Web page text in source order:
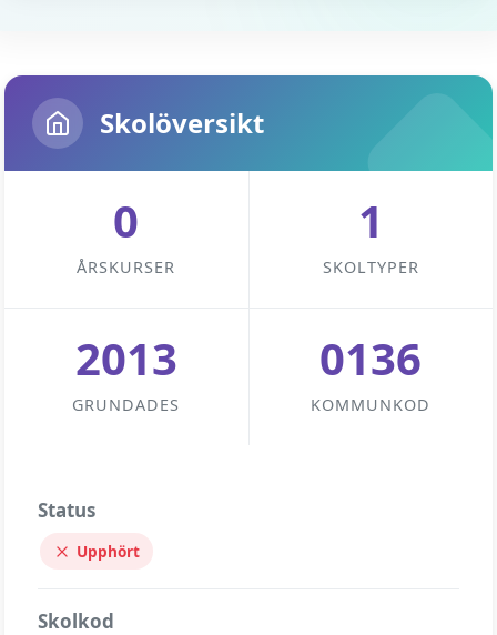
Skolöversikt
0
ÅRSKURSER
1
SKOLTYPER
2013
GRUNDADES
0136
KOMMUNKOD
Status
Upphört
Skolkod